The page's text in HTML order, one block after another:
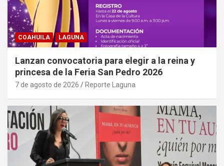
COAHUILA LAGUNA
Lanzan convocatoria para elegir a la reina y
princesa de la Feria San Pedro 2026
7 de agosto de 2026 Reporte Laguna